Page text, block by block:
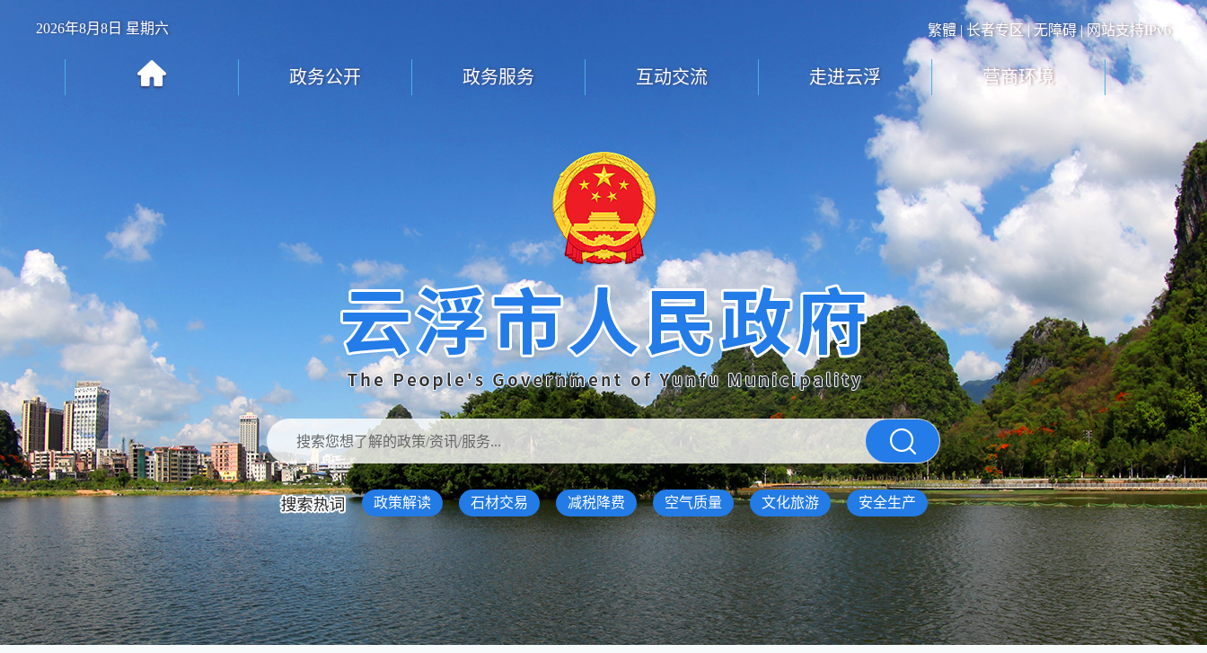
2026年8月8日 星期六 繁體| 长者专区|无障碍| 网站支持IPv6
政务公开 政务服务 互动交流 走进云浮 营商环境
政策解读 石材交易 减税降费 空气质量 文化旅游 安全生产